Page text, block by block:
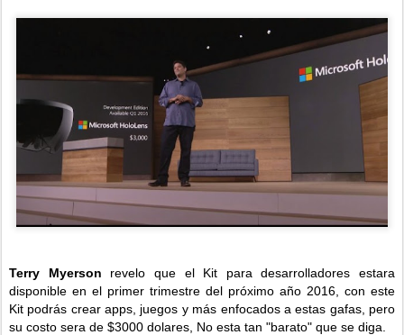
Terry Myerson revelo que el Kit para desarrolladores estara
disponible en el primer trimestre del próximo año 2016, con este
Kit podrás crear apps, juegos y más enfocados a estas gafas, pero
su costo sera de $3000 dolares, No esta tan "barato" que se diga.